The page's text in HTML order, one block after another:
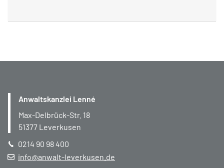
Anwaltskanzlei Lenné
Max-Delbrück-Str. 18
51377 Leverkusen
0214 90 98 400
info@anwalt-leverkusen.de